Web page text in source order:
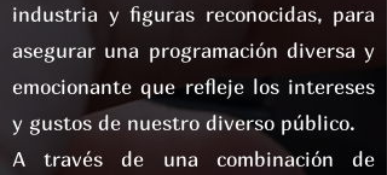
industria y figuras reconocidas, para
asegurar una programación diversa y
emocionante que refleje los intereses
y gustos de nuestro diverso público.
A través de una combinación de